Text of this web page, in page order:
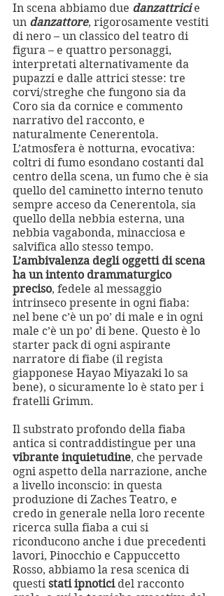
In scena abbiamo due danzattrici e
un danzattore, rigorosamente vestiti
di nero – un classico del teatro di
figura – e quattro personaggi,
interpretati alternativamente da
pupazzi e dalle attrici stesse: tre
corvi/streghe che fungono sia da
Coro sia da cornice e commento
narrativo del racconto, e
naturalmente Cenerentola.
L’atmosfera è notturna, evocativa:
coltri di fumo esondano costanti dal
centro della scena, un fumo che è sia
quello del caminetto interno tenuto
sempre acceso da Cenerentola, sia
quello della nebbia esterna, una
nebbia vagabonda, minacciosa e
salvifica allo stesso tempo.
L’ambivalenza degli oggetti di scena
ha un intento drammaturgico
preciso, fedele al messaggio
intrinseco presente in ogni fiaba:
nel bene c’è un po’ di male e in ogni
male c’è un po’ di bene. Questo è lo
starter pack di ogni aspirante
narratore di fiabe (il regista
giapponese Hayao Miyazaki lo sa
bene), o sicuramente lo è stato per i
fratelli Grimm.
Il substrato profondo della fiaba
antica si contraddistingue per una
vibrante inquietudine, che pervade
ogni aspetto della narrazione, anche
a livello inconscio: in questa
produzione di Zaches Teatro, e
credo in generale nella loro recente
ricerca sulla fiaba a cui si
riconducono anche i due precedenti
lavori, Pinocchio e Cappuccetto
Rosso, abbiamo la resa scenica di
questi stati ipnotici del racconto